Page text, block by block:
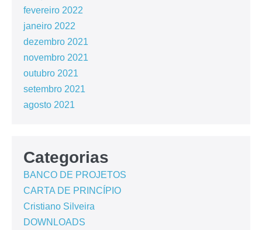
fevereiro 2022
janeiro 2022
dezembro 2021
novembro 2021
outubro 2021
setembro 2021
agosto 2021
Categorias
BANCO DE PROJETOS
CARTA DE PRINCÍPIO
Cristiano Silveira
DOWNLOADS